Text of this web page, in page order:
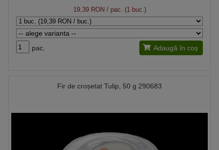
19,39 RON / pac. (1 buc.)
pac. Adaugă în coș
Fir de croșetat Tulip, 50 g 290683